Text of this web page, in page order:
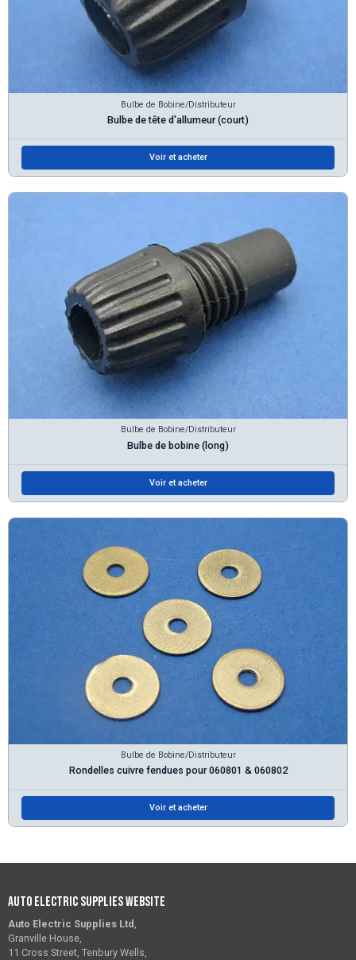
Bulbe de Bobine/Distributeur
Bulbe de tête d'allumeur (court)
Voir et acheter
Bulbe de Bobine/Distributeur
Bulbe de bobine (long)
Voir et acheter
Bulbe de Bobine/Distributeur
Rondelles cuivre fendues pour 060801 & 060802
Voir et acheter
Auto Electric Supplies Website
Auto Electric Supplies Ltd ,
Granville House,
11 Cross Street, Tenbury Wells,